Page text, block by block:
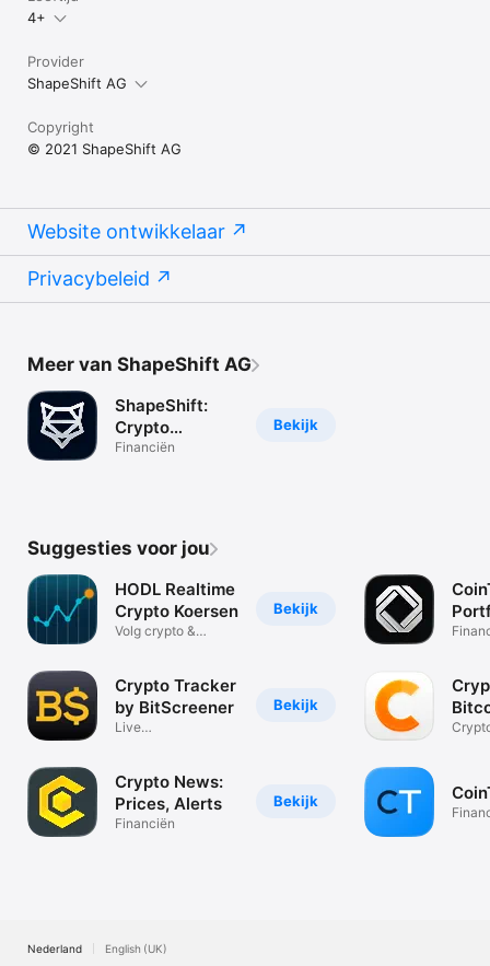
4+
Provider
ShapeShift AG
Copyright
© 2021 ShapeShift AG
Website ontwikkelaar
Privacybeleid
Meer van ShapeShift AG
Bekijk
ShapeShift:
Crypto
Platform
Financiën
Suggesties voor jou
Bekijk
HODL Realtime
Crypto Koersen
Volg crypto &
Bekijk
Crypto Tracker
by BitScreener
Live
Bekijk
Crypto News:
Prices, Alerts
Financiën
Nederland English (UK)